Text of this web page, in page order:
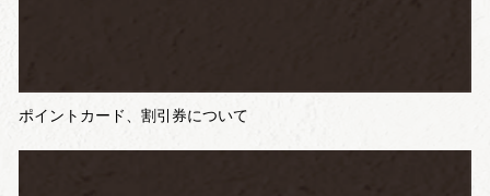
ポイントカード、割引券について